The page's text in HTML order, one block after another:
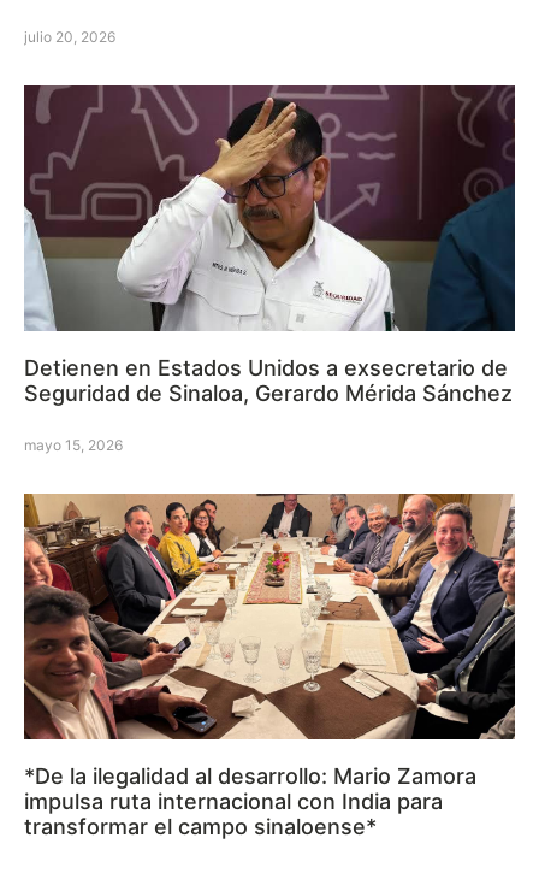
julio 20, 2026
Detienen en Estados Unidos a exsecretario de
Seguridad de Sinaloa, Gerardo Mérida Sánchez
mayo 15, 2026
*De la ilegalidad al desarrollo: Mario Zamora
impulsa ruta internacional con India para
transformar el campo sinaloense*